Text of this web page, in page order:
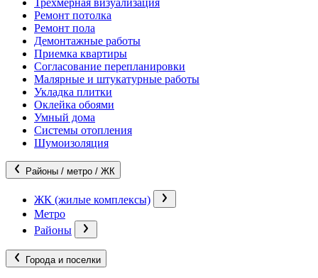
Трехмерная визуализация
Ремонт потолка
Ремонт пола
Демонтажные работы
Приемка квартиры
Согласование перепланировки
Малярные и штукатурные работы
Укладка плитки
Оклейка обоями
Умный дома
Системы отопления
Шумоизоляция
Районы / метро / ЖК
ЖК (жилые комплексы)
Метро
Районы
Города и поселки